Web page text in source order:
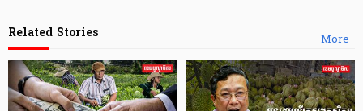
More
Related Stories